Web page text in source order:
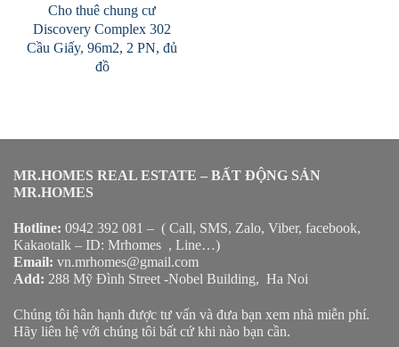
Cho thuê chung cư
Discovery Complex 302
Cầu Giấy, 96m2, 2 PN, đủ
đồ
MR.HOMES REAL ESTATE – BẤT ĐỘNG SẢN
MR.HOMES
Hotline: 0942 392 081 – ( Call, SMS, Zalo, Viber, facebook,
Kakaotalk – ID: Mrhomes , Line…)
Email: vn.mrhomes@gmail.com
Add: 288 Mỹ Đình Street -Nobel Building, Ha Noi
Chúng tôi hân hạnh được tư vấn và đưa bạn xem nhà miễn phí.
Hãy liên hệ với chúng tôi bất cứ khi nào bạn cần.